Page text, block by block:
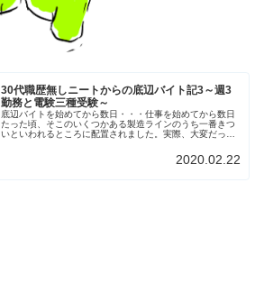
30代職歴無しニートからの底辺バイト記3～週3
勤務と電験三種受験～
底辺バイトを始めてから数日・・・仕事を始めてから数日
たった頃、そこのいくつかある製造ラインのうち一番きつ
いといわれるところに配置されました。実際、大変だっ
2020.02.22